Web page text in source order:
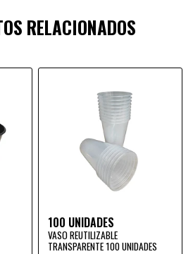
RELACIONADOS
100 UNIDADES
VASO REUTILIZABLE
TRANSPARENTE 100 UNIDADES